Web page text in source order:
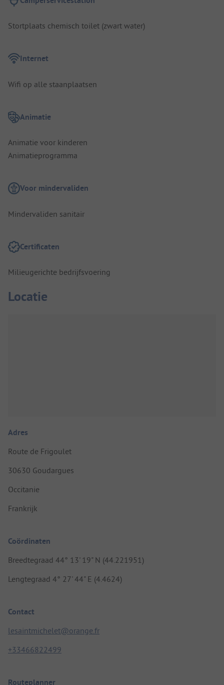
Stortplaats chemisch toilet (zwart water)
Internet
Wifi op alle staanplaatsen
Animatie
Animatie voor kinderen
Animatieprogramma
Voor mindervaliden
Mindervaliden sanitair
Certificaten
Milieugerichte bedrijfsvoering
Locatie
Adres
Route de Frigoulet
30630 Goudargues
Occitanie
Frankrijk
Coördinaten
Breedtegraad 44° 13' 19" N (44.221951)
Lengtegraad 4° 27' 44" E (4.4624)
Contact
lesaintmichelet@orange.fr
+33466822499
Routeplanner